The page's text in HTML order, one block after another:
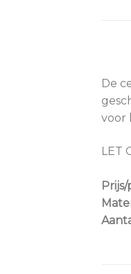
De
voor
LET